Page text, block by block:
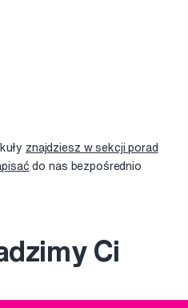
znajdziesz w sekcji porad
do nas bezpośrednio
Ci